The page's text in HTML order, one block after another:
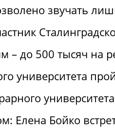
звучать
– до 500 тысяч на
университета
Елена Бойко